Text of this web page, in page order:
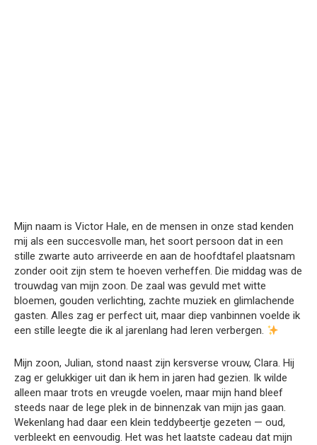
Mijn naam is Victor Hale, en de mensen in onze stad kenden
mij als een succesvolle man, het soort persoon dat in een
stille zwarte auto arriveerde en aan de hoofdtafel plaatsnam
zonder ooit zijn stem te hoeven verheffen. Die middag was de
trouwdag van mijn zoon. De zaal was gevuld met witte
bloemen, gouden verlichting, zachte muziek en glimlachende
gasten. Alles zag er perfect uit, maar diep vanbinnen voelde ik
een stille leegte die ik al jarenlang had leren verbergen.
Mijn zoon, Julian, stond naast zijn kersverse vrouw, Clara. Hij
zag er gelukkiger uit dan ik hem in jaren had gezien. Ik wilde
alleen maar trots en vreugde voelen, maar mijn hand bleef
steeds naar de lege plek in de binnenzak van mijn jas gaan.
Wekenlang had daar een klein teddybeertje gezeten — oud,
verbleekt en eenvoudig. Het was het laatste cadeau dat mijn